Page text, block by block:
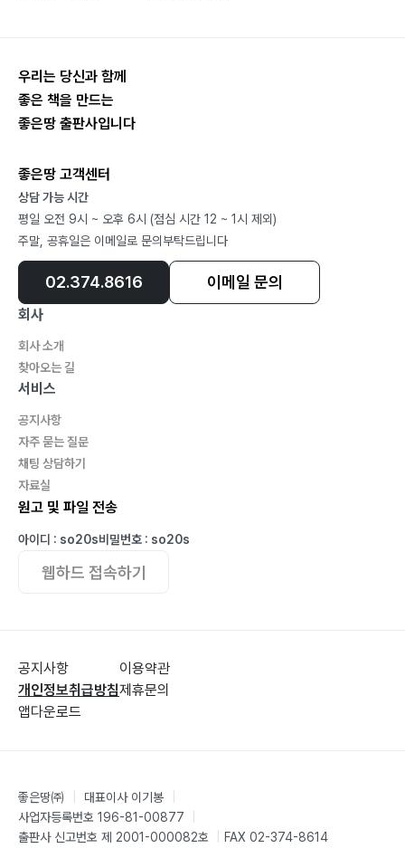
제시 외 권리분석081
경매 권리분석 시 ‘제시 외 건물’ 입찰 시 주의할 점은?
084
대지권 미등기089
경매물건 ‘대지권 미등기’ 입찰 시 주의할 점은?094
토지별도등기100
특별매각조건102
위반건축물 경매104
체납관리비107
농지경매와 농지취득 자격증명110
산지경매117
도로경매126
미불용지 도로 부분 경매132
아파트132
다가구134
다세대136
토지거래허가구역인데 거래허가받아야 하나요?138
오피스텔139
상가141
CHAPTER 4 ‘환가’147
매각기일 및 공고내용147
입찰 참여 자격152
입찰표 작성 및 서류의 구성154
법인이 경매에 참여하려면 어떤 서류를 준비해야 하나요?
우리는 당신과 함께
좋은 책을 만드는
좋은땅 출판사입니다
좋은땅 고객센터
상담 가능 시간
평일 오전 9시 ~ 오후 6시 (점심 시간 12 ~ 1시 제외)
주말, 공휴일은 이메일로 문의부탁드립니다
02.374.8616 이메일 문의
회사
회사 소개
찾아오는 길
서비스
공지사항
자주 묻는 질문
채팅 상담하기
자료실
원고 및 파일 전송
아이디 : so20s비밀번호 : so20s
웹하드 접속하기
공지사항
개인정보취급방침
앱다운로드
이용약관
제휴문의
좋은땅㈜ 대표이사 이기봉
사업자등록번호 196-81-00877
출판사 신고번호 제 2001-000082호
FAX 02-374-8614